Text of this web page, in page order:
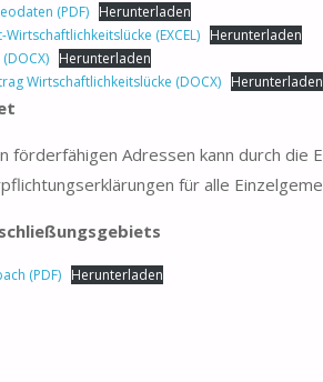
(PDF) Herunterladen
(EXCEL) Herunterladen
Herunterladen
Wirtschaftlichkeitslücke (DOCX) Herunterladen
förderfähigen Adressen kann durch
für alle
(PDF) Herunterladen